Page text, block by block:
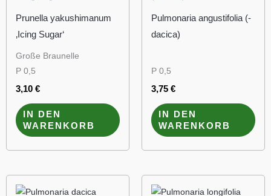
Prunella yakushimanum
‚Icing Sugar‘
Große Braunelle
P 0,5
3,10 €
IN DEN
WARENKORB
Pulmonaria angustifolia (-
dacica)
P 0,5
3,75 €
IN DEN
WARENKORB